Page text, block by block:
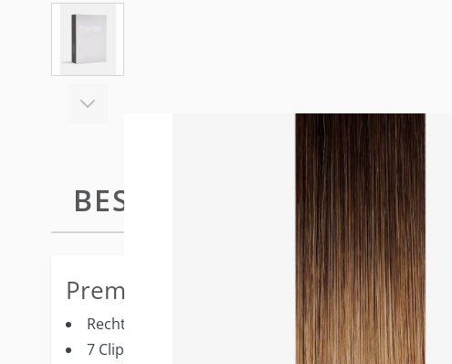
View larger image
BESCHREIBUNGEASY TOP 8/3 R
Premium-Merkmale
Rechteckige Form mit großer Abdeckungsfläche
7 Clips um den Abdeckungsbereich platziert